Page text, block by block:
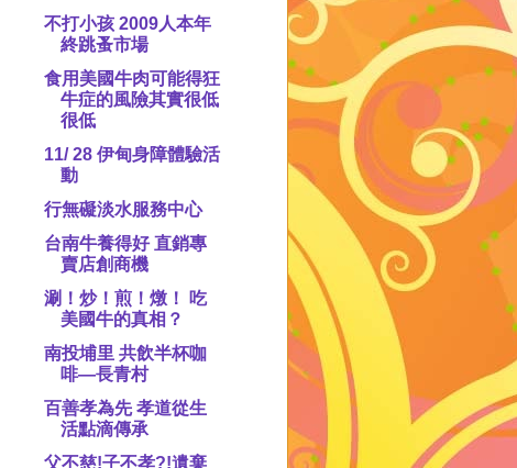
不打小孩 2009人本年
終跳蚤市場
食用美國牛肉可能得狂
牛症的風險其實很低
很低
11/ 28 伊甸身障體驗活
動
行無礙淡水服務中心
台南牛養得好 直銷專
賣店創商機
涮！炒！煎！燉！ 吃
美國牛的真相？
南投埔里 共飲半杯咖
啡—長青村
百善孝為先 孝道從生
活點滴傳承
父不慈!子不孝?!遺棄